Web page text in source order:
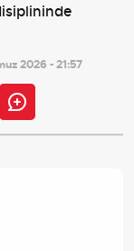
2026 - 21:57